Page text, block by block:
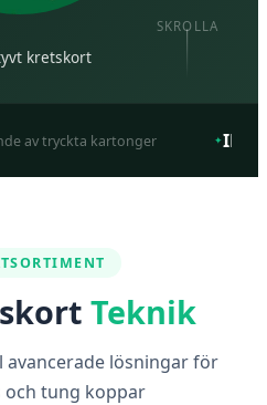
kretskort
SKROLLA
av tryckta kartonger ✦IPC-
Teknik
avancerade lösningar för
och tung koppar